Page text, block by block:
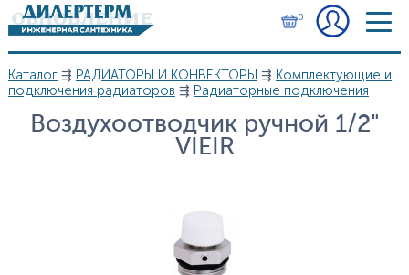
Перейти к основному содержанию
0
Вы здесь
Каталог⇶ РАДИАТОРЫ И КОНВЕКТОРЫ ⇶ Комплектующие и
подключения радиаторов ⇶ Радиаторные подключения
Воздухоотводчик ручной 1/2"
VIEIR